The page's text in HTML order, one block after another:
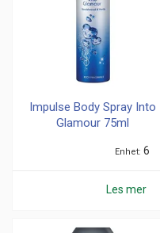
Impulse Body Spray Into
Glamour 75ml
Enhet 6
Les mer